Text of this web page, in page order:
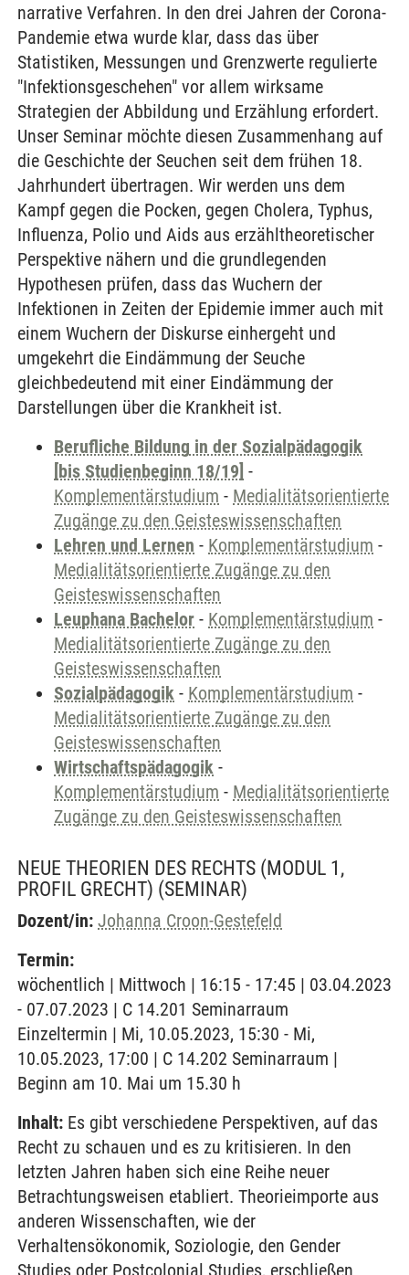
narrative Verfahren. In den drei Jahren der Corona-
Pandemie etwa wurde klar, dass das über
Statistiken, Messungen und Grenzwerte regulierte
"Infektionsgeschehen" vor allem wirksame
Strategien der Abbildung und Erzählung erfordert.
Unser Seminar möchte diesen Zusammenhang auf
die Geschichte der Seuchen seit dem frühen 18.
Jahrhundert übertragen. Wir werden uns dem
Kampf gegen die Pocken, gegen Cholera, Typhus,
Influenza, Polio und Aids aus erzähltheoretischer
Perspektive nähern und die grundlegenden
Hypothesen prüfen, dass das Wuchern der
Infektionen in Zeiten der Epidemie immer auch mit
einem Wuchern der Diskurse einhergeht und
umgekehrt die Eindämmung der Seuche
gleichbedeutend mit einer Eindämmung der
Darstellungen über die Krankheit ist.
Berufliche Bildung in der Sozialpädagogik
[bis Studienbeginn 18/19] -
Komplementärstudium - Medialitätsorientierte
Zugänge zu den Geisteswissenschaften
Lehren und Lernen - Komplementärstudium -
Medialitätsorientierte Zugänge zu den
Geisteswissenschaften
Leuphana Bachelor - Komplementärstudium -
Medialitätsorientierte Zugänge zu den
Geisteswissenschaften
Sozialpädagogik - Komplementärstudium -
Medialitätsorientierte Zugänge zu den
Geisteswissenschaften
Wirtschaftspädagogik -
Komplementärstudium - Medialitätsorientierte
Zugänge zu den Geisteswissenschaften
NEUE THEORIEN DES RECHTS (MODUL 1,
PROFIL GRECHT) (SEMINAR)
Dozent/in: Johanna Croon-Gestefeld
Termin:
wöchentlich | Mittwoch | 16:15 - 17:45 | 03.04.2023
- 07.07.2023 | C 14.201 Seminarraum
Einzeltermin | Mi, 10.05.2023, 15:30 - Mi,
10.05.2023, 17:00 | C 14.202 Seminarraum |
Beginn am 10. Mai um 15.30 h
Inhalt: Es gibt verschiedene Perspektiven, auf das
Recht zu schauen und es zu kritisieren. In den
letzten Jahren haben sich eine Reihe neuer
Betrachtungsweisen etabliert. Theorieimporte aus
anderen Wissenschaften, wie der
Verhaltensökonomik, Soziologie, den Gender
Studies oder Postcolonial Studies, erschließen